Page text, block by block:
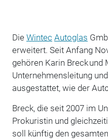
Die Wintec Autoglas
erweitert. Seit Anfang
gehören Karin Breck und
Unternehmensleitung
ausgestattet, wie der
Breck, die seit 2007 im
Prokuristin und
soll künftig den